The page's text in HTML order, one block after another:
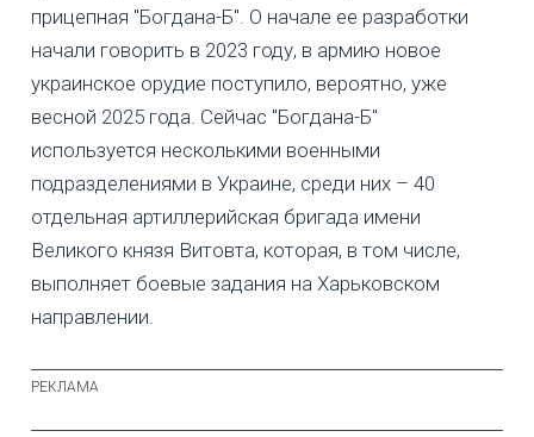
прицепная "Богдана-Б". О начале ее разработки
начали говорить в 2023 году, в армию новое
украинское орудие поступило, вероятно, уже
весной 2025 года. Сейчас "Богдана-Б"
используется несколькими военными
подразделениями в Украине, среди них – 40
отдельная артиллерийская бригада имени
Великого князя Витовта, которая, в том числе,
выполняет боевые задания на Харьковском
направлении.